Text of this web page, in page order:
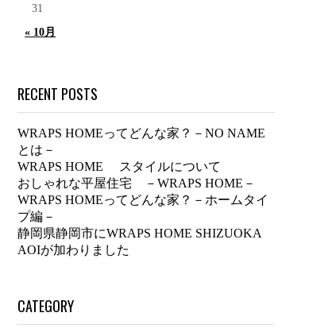
« 10月
31
RECENT POSTS
WRAPS HOMEってどんな家？－NO NAME
とは－
WRAPS HOME スタイルについて
おしゃれな平屋住宅 －WRAPS HOME－
WRAPS HOMEってどんな家？－ホームタイ
プ編－
静岡県静岡市にWRAPS HOME SHIZUOKA
AOIが加わりました
CATEGORY